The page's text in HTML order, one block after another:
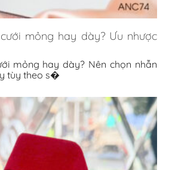
mỏng hay dày? Ưu nhược
mỏng hay dày? Nên chọn nhẫn
tùy theo s�